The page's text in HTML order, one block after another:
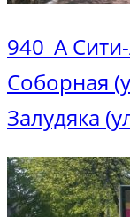
940_А
Соборная
Залудяка